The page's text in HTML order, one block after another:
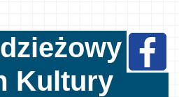
Kultury